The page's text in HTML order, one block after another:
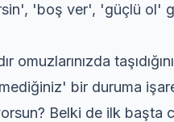
'boş ver', 'güçlü ol'
bir duruma
Belki de ilk başta